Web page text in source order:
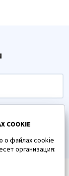
о файлах cookie
организация: